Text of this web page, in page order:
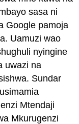
sasa ni
Google pamoja
Uamuzi wao
nyingine
uwazi na
Sundar
Mtendaji
Mkurugenzi